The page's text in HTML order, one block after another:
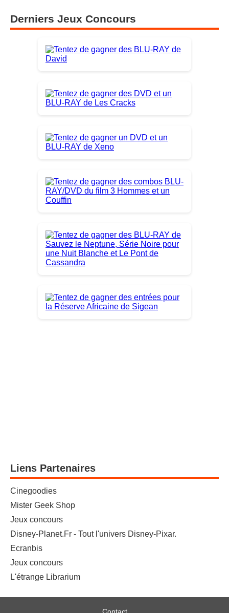
Derniers Jeux Concours
Liens Partenaires
Cinegoodies
Mister Geek Shop
Jeux concours
Disney-Planet.Fr - Tout l'univers Disney-Pixar.
Ecranbis
Jeux concours
L'étrange Librarium